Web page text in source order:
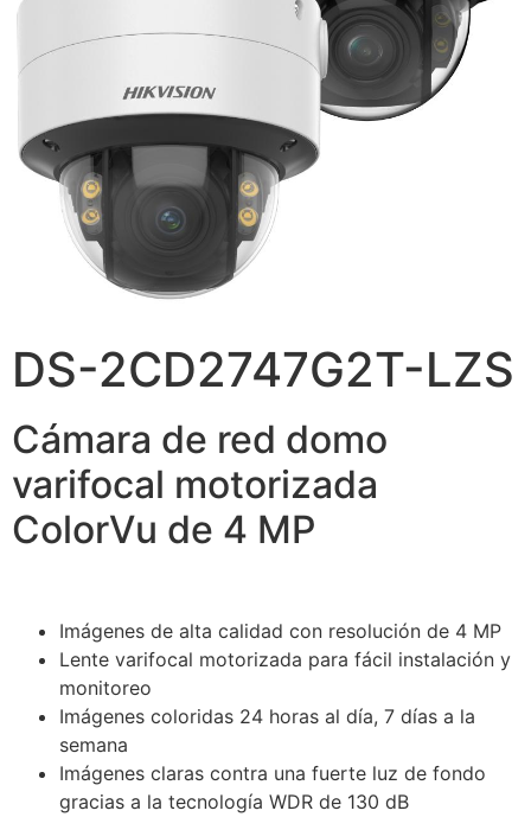
DS-2CD2747G2T-LZS
Cámara de red domo
varifocal motorizada
ColorVu de 4 MP
Imágenes de alta calidad con resolución de 4 MP
Lente varifocal motorizada para fácil instalación y
monitoreo
Imágenes coloridas 24 horas al día, 7 días a la
semana
Imágenes claras contra una fuerte luz de fondo
gracias a la tecnología WDR de 130 dB